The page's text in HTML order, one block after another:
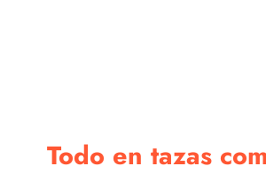
Todo en tazas